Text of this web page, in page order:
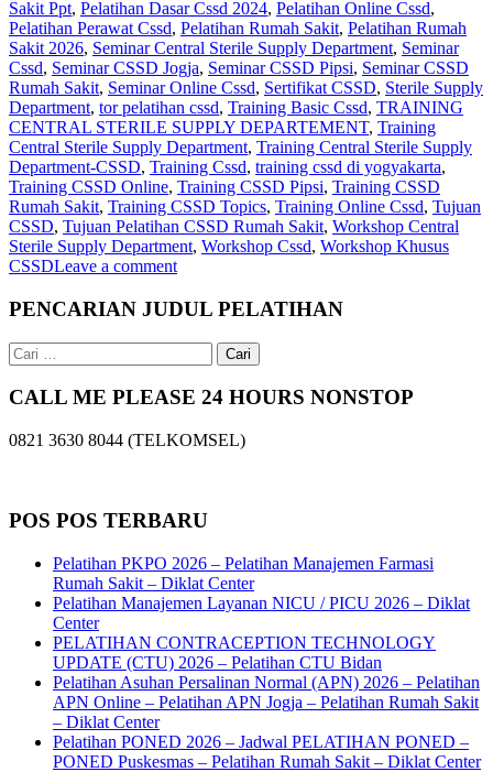
Sakit Ppt, Pelatihan Dasar Cssd 2024, Pelatihan Online Cssd,
Pelatihan Perawat Cssd, Pelatihan Rumah Sakit‎, Pelatihan Rumah
Sakit 2026, Seminar Central Sterile Supply Department, Seminar
Cssd, Seminar CSSD Jogja, Seminar CSSD Pipsi, Seminar CSSD
Rumah Sakit, Seminar Online Cssd, Sertifikat CSSD, Sterile Supply
Department, tor pelatihan cssd, Training Basic Cssd, TRAINING
CENTRAL STERILE SUPPLY DEPARTEMENT, Training
Central Sterile Supply Department, Training Central Sterile Supply
Department-CSSD, Training Cssd, training cssd di yogyakarta,
Training CSSD Online, Training CSSD Pipsi, Training CSSD
Rumah Sakit, Training CSSD Topics, Training Online Cssd, Tujuan
CSSD, Tujuan Pelatihan CSSD Rumah Sakit, Workshop Central
Sterile Supply Department, Workshop Cssd, Workshop Khusus
CSSDLeave a comment
PENCARIAN JUDUL PELATIHAN
Cari
untuk:
CALL ME PLEASE 24 HOURS NONSTOP
0821 3630 8044 (TELKOMSEL)
POS POS TERBARU
Pelatihan PKPO 2026 – Pelatihan Manajemen Farmasi
Rumah Sakit – Diklat Center
Pelatihan Manajemen Layanan NICU / PICU 2026 – Diklat
Center
PELATIHAN CONTRACEPTION TECHNOLOGY
UPDATE (CTU) 2026 – Pelatihan CTU Bidan
Pelatihan Asuhan Persalinan Normal (APN) 2026 – Pelatihan
APN Online – Pelatihan APN Jogja – Pelatihan Rumah Sakit
– Diklat Center
Pelatihan PONED 2026 – Jadwal PELATIHAN PONED –
PONED Puskesmas – Pelatihan Rumah Sakit – Diklat Center